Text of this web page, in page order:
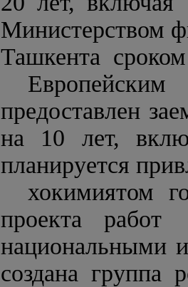
Министерством
Ташкента
предоставлен
на 10 лет,
планируется
хокимиятом
проекта
национальными
создана группа